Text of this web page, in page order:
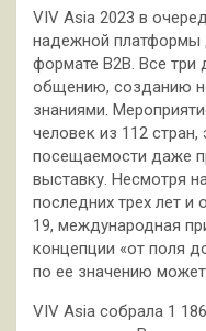
VIV Asia 2023 в
надежной платформы
формате В2В. Все три
общению, созданию
знаниями.
человек из 112 стран,
посещаемости даже
выставку. Несмотря
последних трех лет и
19, международная
концепции «от поля
по ее значению
VIV Asia собрала 1